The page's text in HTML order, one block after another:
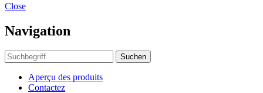
Close
Navigation
Suchen
Aperçu des produits
Contactez